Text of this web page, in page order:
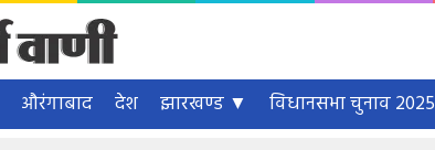
औरंगाबाद देश झारखण्ड ▼ विधानसभा चुनाव 2025